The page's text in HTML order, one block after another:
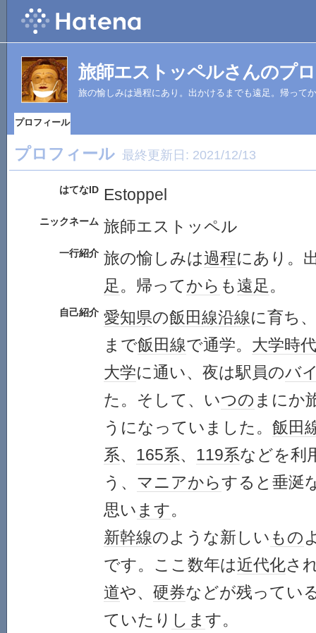
旅師エストッペルさんのプ
旅の愉しみは過程にあり。出かけるまでも遠足。帰って
プロフィール
プロフィール 最終更新日: 2021/12/13
はてなID Estoppel
ニックネーム 旅師エストッペル
一行紹介 旅の愉しみは過程にあり。
足。帰ってから も遠足。
自己紹介 愛知県の飯田線沿線に育ち、
まで飯田線で通学。 大学時代
大学に通い、夜は駅員のバ
た。そして、いつの まにか
うになっていました。 飯田
系、 165系、 119系などを利
う、 マニアからすると垂涎
思い ます。
新幹線のような新しい もの
です。ここ数年は近代化さ
道や、 硬券などが残ってい
ていたり しま す。